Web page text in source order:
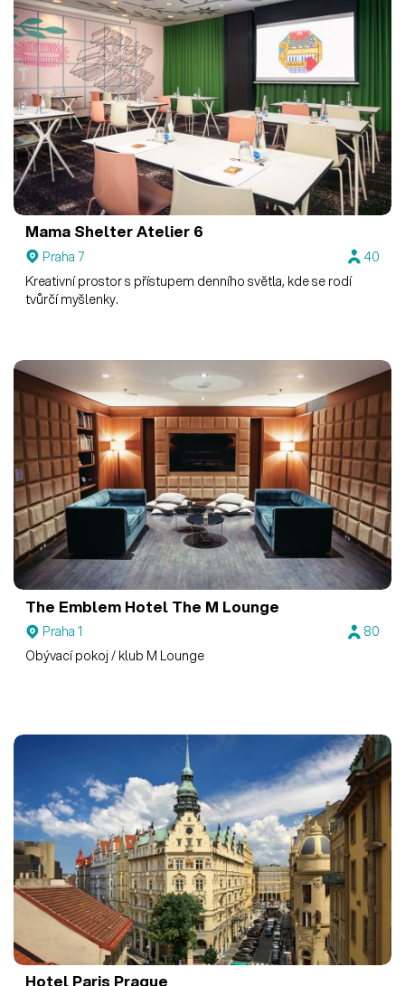
Mama ShelterAtelier 6
Praha 7
40
Kreativní prostor s přístupem denního světla, kde se rodí
tvůrčí myšlenky.
The Emblem Hotel The M Lounge
Praha 1
80
Obývací pokoj / klub M Lounge
Hotel Paris Prague